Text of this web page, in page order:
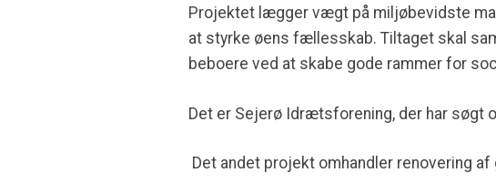
Projektet lægger vægt på miljøbevidste
at styrke øens fællesskab. Tiltaget skal
beboere ved at skabe gode rammer for
Det er Sejerø Idrætsforening, der har søgt
Det andet projekt omhandler renovering